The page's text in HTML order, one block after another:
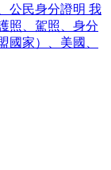
公民身分證明 我
照、駕照、身分
國家）、美國、